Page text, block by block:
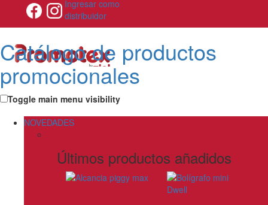
Ingresar como
distribuidor
Catálogo de productos
promocionales
Toggle main menu visibility
NOVEDADES
Últimos productos añadidos